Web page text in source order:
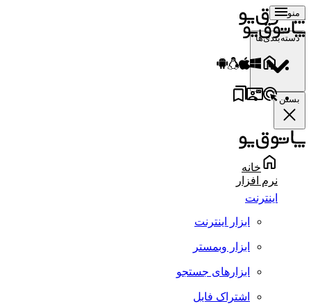
منو
دسته‌بندی‌ها
بستن
خانه
نرم افزار
اینترنت
ابزار اینترنت
ابزار وبمستر
ابزارهای جستجو
اشتراک فایل